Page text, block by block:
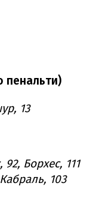
пенальти)
13
Борхес, 111
103